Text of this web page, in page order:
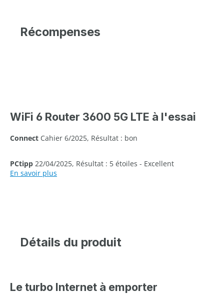
Récompenses
WiFi 6 Router 3600 5G LTE à l'essai
Connect Cahier 6/2025, Résultat : bon
PCtipp 22/04/2025, Résultat : 5 étoiles - Excellent
En savoir plus
Détails du produit
Le turbo Internet à emporter